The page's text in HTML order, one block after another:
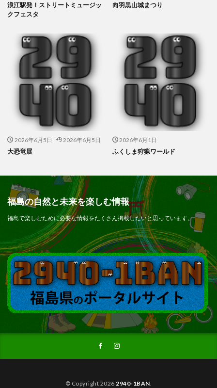
浪江駅発！ストリートミュージッ
クフェスタ
向羽黒山城まつり
2026年6月5日 2026年6月5日
大恐竜展
2026年6月1日
ふくしま狩猟ワールド
福島の自然と未来を楽しむ情報
福島で楽しむために必要な情報をたくさん掲載したいと思っています。
© Copyright 20262940-1BAN.